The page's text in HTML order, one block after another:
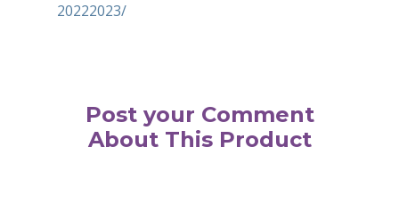
20222023/
Post your Comment
About This Product